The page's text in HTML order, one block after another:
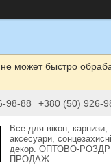
может быстро
98-88 +380 (50) 926-
Все для вікон, карнизи,
аксесуари,
декор. ОПТОВО-
ПРОДАЖ